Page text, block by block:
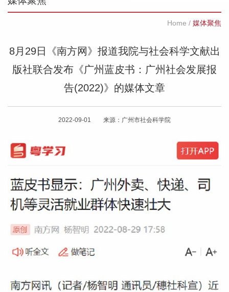
Home / 媒体聚焦
8月29日《南方网》报道我院与社会科学文献出
版社联合发布《广州蓝皮书：广州社会发展报
告(2022)》的媒体文章
2022-09-01 来源：广州市社会科学院